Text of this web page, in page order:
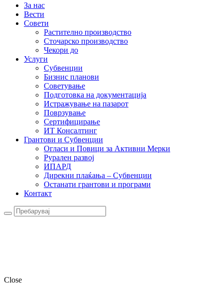
За нас
Вести
Совети
Растително производство
Сточарско производство
Чекори до
Услуги
Субвенции
Бизнис планови
Советување
Подготовка на документација
Истражување на пазарот
Поврзување
Сертифицирање
ИТ Консалтинг
Грантови и Субвенции
Огласи и Повици за Активни Мерки
Рурален развој
ИПАРД
Дирекни плаќања – Субвенции
Останати грантови и програми
Контакт
Close